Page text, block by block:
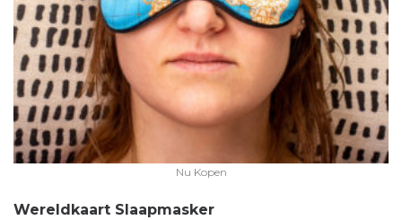
Nu Kopen
Wereldkaart Slaapmasker